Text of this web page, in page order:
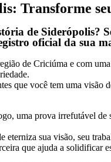
Transforme
de Siderópolis?
oficial da sua
de Criciúma e com
que você tem uma
uma prova irrefutável de
eterniza sua visão, seu
que ajuda a solidificar